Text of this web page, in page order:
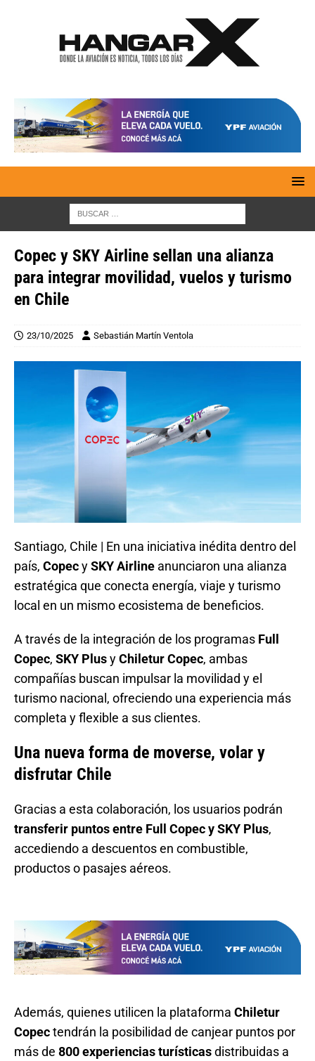
Copec y SKY Airline sellan una alianza
para integrar movilidad, vuelos y turismo
en Chile
23/10/2025 Sebastián Martín Ventola
Santiago, Chile | En una iniciativa inédita dentro del
país, CopecySKY Airline anunciaron una alianza
estratégica que conecta energía, viaje y turismo
local en un mismo ecosistema de beneficios.
A través de la integración de los programas Full
Copec, SKY PlusyChiletur Copec, ambas
compañías buscan impulsar la movilidad y el
turismo nacional, ofreciendo una experiencia más
completa y flexible a sus clientes.
Una nueva forma de moverse, volar y
disfrutar Chile
Gracias a esta colaboración, los usuarios podrán
transferir puntos entre Full Copec y SKY Plus,
accediendo a descuentos en combustible,
productos o pasajes aéreos.
Además, quienes utilicen la plataforma Chiletur
Copectendrán la posibilidad de canjear puntos por
más de 800 experiencias turísticasdistribuidas a